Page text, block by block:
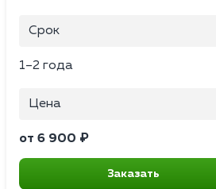
Срок
1–2 года
Цена
от 6 900 ₽
Заказать